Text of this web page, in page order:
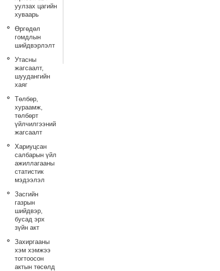
уулзах цагийн
хуваарь
Өргөдөл
гомдлын
шийдвэрлэлт
Утасны
жагсаалт,
шуудангийн
хаяг
Төлбөр,
хураамж,
төлбөрт
үйлчилгээний
жагсаалт
Хариуцсан
салбарын үйл
ажиллагааны
статистик
мэдээлэл
Засгийн
газрын
шийдвэр,
бусад эрх
зүйн акт
Захиргааны
хэм хэмжээ
тогтоосон
актын төсөлд